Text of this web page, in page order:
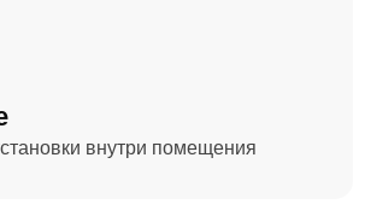
внутри помещения